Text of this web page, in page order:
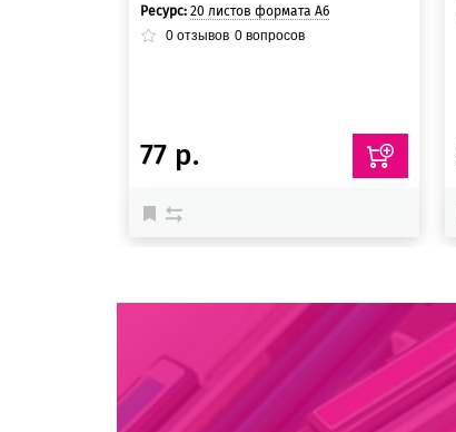
Ресурс:20 листов формата А6
0 отзывов 0 вопросов
77 р.